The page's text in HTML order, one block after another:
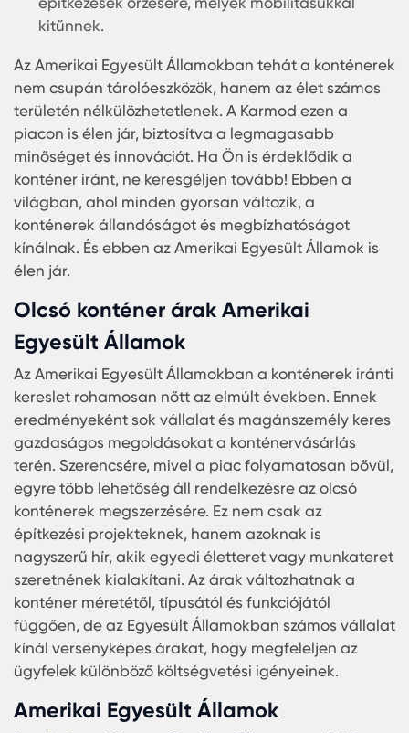
modern technológiája lehetővé teszi a gyors
hatékony hőszigetelést.
Konténer üzlet:Az USA városaiban egyre
gyakrabban jelennek meg a konténerek, mint
kiskereskedelmi helyszínek, új divatos
Őrkonténer:Ideális választás objektumok és
építkezések őrzésére, melyek mobilitásukkal
kitűnnek.
Az Amerikai Egyesült Államokban tehát a
nem csupán tárolóeszközök, hanem az élet
területén nélkülözhetetlenek. A Karmod ezen a
piacon is élen jár, biztosítva a legmagasabb
minőséget és innovációt. Ha Ön is érdeklődik a
konténer iránt, ne keresgéljen tovább! Ebben a
világban, ahol minden gyorsan változik, a
konténerek állandóságot és megbízhatóságot
kínálnak. És ebben az Amerikai Egyesült Államok
élen jár.
Olcsó konténer árak Amerikai
Egyesült Államok
Az Amerikai Egyesült Államokban a konténerek
kereslet rohamosan nőtt az elmúlt években.
eredményeként sok vállalat és magánszemély
gazdaságos megoldásokat a konténervásárlás
terén. Szerencsére, mivel a piac folyamatosan
egyre több lehetőség áll rendelkezésre az olcsó